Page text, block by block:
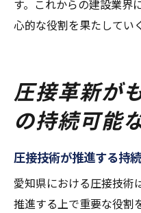
す。これからの建設業界
心的な役割を果たしてい
圧接革新が
の持続可能
圧接技術が推進する持
愛知県における圧接技術
推進する上で重要な役割